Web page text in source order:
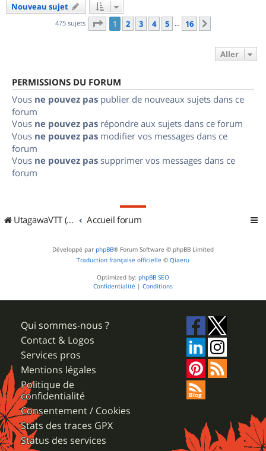
Nouveau sujet
475 sujets Page 1sur
1 2 3 4 5 … 16
Aller
PERMISSIONS DU FORUM
Vous ne pouvez pas publier de nouveaux sujets dans ce
forum
Vous ne pouvez pas répondre aux sujets dans ce forum
Vous ne pouvez pas modifier vos messages dans ce
forum
Vous ne pouvez pas supprimer vos messages dans ce
forum
UtagawaVTT (Randos VTT et VTTAE avec traces GPS) Accueil forum
Développé par phpBB® Forum Software © phpBB Limited
Traduction française officielle © Qiaeru
Optimized by: phpBB SEO
Confidentialité | Conditions
Qui sommes-nous ?
Contact & Logos
Services pros
Mentions légales
Politique de
confidentialité
Consentement / Cookies
Stats des traces GPX
Status des services